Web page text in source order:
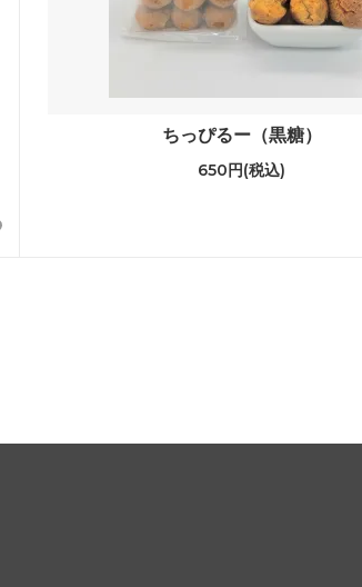
ちっぴるー（黒糖）
650円(税込)